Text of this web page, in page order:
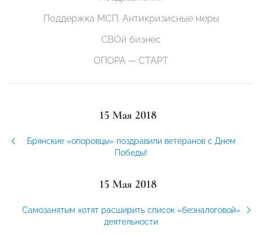
Поддержка МСП. Антикризисные меры
СВОй бизнес
ОПОРА — СТАРТ
15 Мая 2018
Брянские «опоровцы» поздравили ветеранов с Днем
Победы!
15 Мая 2018
Самозанятым хотят расширить список «безналоговой»
деятельности